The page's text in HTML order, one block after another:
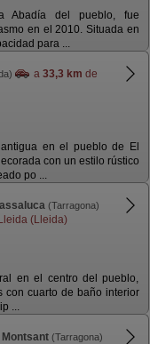
Abadía del pueblo, fue
en el 2010. Situada en
para ...
a 33,3 km de
en el pueblo de El
con un estilo rústico
po ...
(Tarragona)
(Lleida)
en el centro del pueblo,
con cuarto de baño interior
...
(Tarragona)